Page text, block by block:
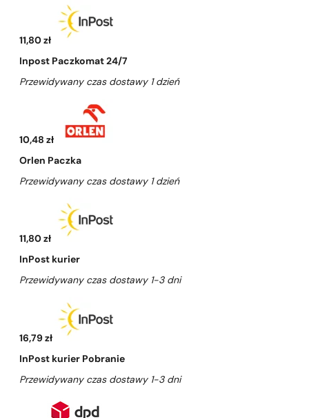
11,80 zł
Inpost Paczkomat 24/7
Przewidywany czas dostawy 1 dzień
10,48 zł
Orlen Paczka
Przewidywany czas dostawy 1 dzień
11,80 zł
InPost kurier
Przewidywany czas dostawy 1-3 dni
16,79 zł
InPost kurier Pobranie
Przewidywany czas dostawy 1-3 dni